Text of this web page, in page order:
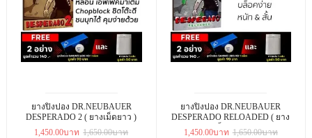
ยางปิงปอง DR.NEUBAUER
DESPERADO 2 ( ยางเม็ดยาว )
1,450.00บาท 1,650.00บาท
ยางปิงปอง DR.NEUBAUER
DESPERADO RELOADED ( ยาง
เม็ดยาว )
1,450.00บาท 1,650.00บาท